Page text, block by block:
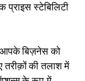
स्टेबिलिटी
आपके बिज़नेस को
तरीक़ों की तलाश में